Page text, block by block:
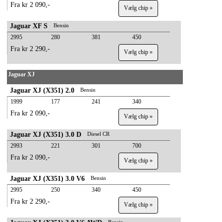
Fra kr 2 090,- Vælg chip »
Jaguar XF S Bensin
2995 280 381 450
Fra kr 2 290,- Vælg chip »
Jaguar XJ
Jaguar XJ (X351) 2.0 Bensin
1999 177 241 340
Fra kr 2 090,- Vælg chip »
Jaguar XJ (X351) 3.0 D Diesel CR
2993 221 301 700
Fra kr 2 090,- Vælg chip »
Jaguar XJ (X351) 3.0 V6 Bensin
2995 250 340 450
Fra kr 2 290,- Vælg chip »